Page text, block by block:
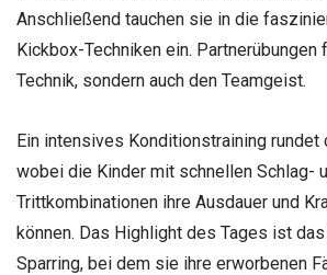
Anschließend tauchen sie in die
Kickbox-Techniken ein. Partnerübungen
Technik, sondern auch den Teamgeist.
Ein intensives Konditionstraining rundet
wobei die Kinder mit schnellen Schlag-
Trittkombinationen ihre Ausdauer und
können. Das Highlight des Tages ist
Sparring, bei dem sie ihre erworbenen